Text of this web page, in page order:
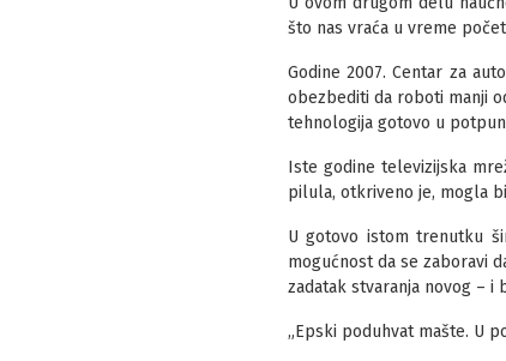
što nas vraća u vreme
Godine 2007. Centar za
obezbediti da roboti manji
tehnologija gotovo u
Iste godine televizijska
pilula, otkriveno je, mogla
U gotovo istom trenutku
mogućnost da se zaboravi
zadatak stvaranja novog – i
„Epski poduhvat mašte. U